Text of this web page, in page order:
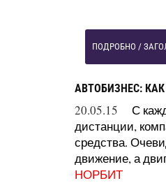
ПОДРОБНО /
АВТОБИЗНЕС:
20.05.15
С
дистанции,
средства.
движение, а
НОРБИТ